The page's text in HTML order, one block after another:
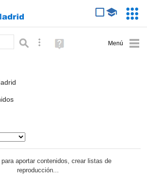
Búsqueda avanzada
Ayuda
(en
para aportar contenidos, crear listas de
reproducción...